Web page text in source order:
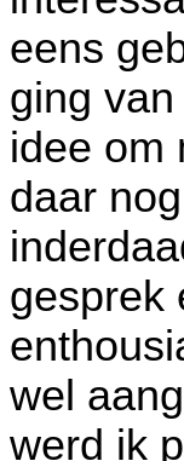
eens
ging
idee om
daar
gesprek
wel
werd ik